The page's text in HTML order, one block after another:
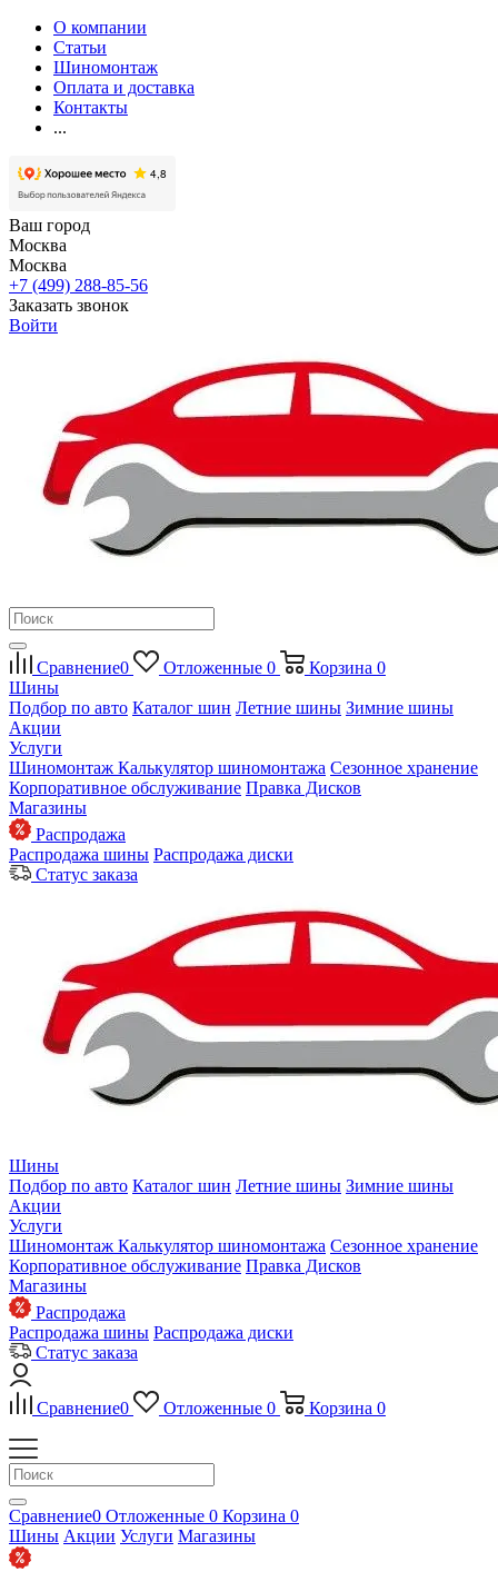
О компании
Статьи
Шиномонтаж
Оплата и доставка
Контакты
...
Ваш город
Москва
Москва
+7 (499) 288-85-56
Заказать звонок
Войти
Сравнение0 Отложенные 0 Корзина 0
Шины
Подбор по авто Каталог шин Летние шины Зимние шины
Акции
Услуги
Шиномонтаж Калькулятор шиномонтажа Сезонное хранение
Корпоративное обслуживание Правка Дисков
Магазины
Распродажа
Распродажа шины Распродажа диски
Статус заказа
Шины
Подбор по авто Каталог шин Летние шины Зимние шины
Акции
Услуги
Шиномонтаж Калькулятор шиномонтажа Сезонное хранение
Корпоративное обслуживание Правка Дисков
Магазины
Распродажа
Распродажа шины Распродажа диски
Статус заказа
Сравнение0 Отложенные 0 Корзина 0
Сравнение0 Отложенные 0 Корзина 0
Шины Акции Услуги Магазины